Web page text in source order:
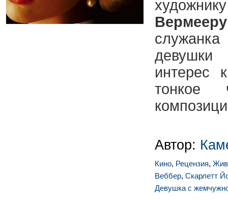
Вермееру
интерес
тонкое
Автор:
Кино, Рецензия,
Веббер, Скарлетт
Девушка с